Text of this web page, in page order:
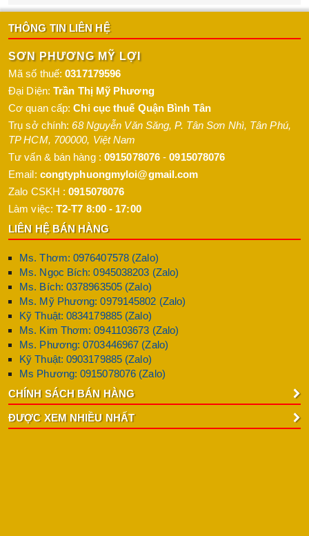
THÔNG TIN LIÊN HỆ
SƠN PHƯƠNG MỸ LỢI
Mã số thuế:0317179596
Đại Diện: Trần Thị Mỹ Phương
Cơ quan cấp:Chi cục thuế Quận Bình Tân
Trụ sở chính:68 Nguyễn Văn Săng, P. Tân Sơn Nhì, Tân Phú,
TP HCM, 700000, Việt Nam
Tư vấn & bán hàng : 0915078076 -0915078076
Email: congtyphuongmyloi@gmail.com
Zalo CSKH :0915078076
Làm việc: T2-T7 8:00 - 17:00
LIÊN HỆ BÁN HÀNG
Ms. Thơm: 0976407578 (Zalo)
Ms. Ngọc Bích: 0945038203 (Zalo)
Ms. Bích: 0378963505 (Zalo)
Ms. Mỹ Phương: 0979145802 (Zalo)
Kỹ Thuật: 0834179885 (Zalo)
Ms. Kim Thơm: 0941103673 (Zalo)
Ms. Phương: 0703446967 (Zalo)
Kỹ Thuật: 0903179885 (Zalo)
Ms Phương: 0915078076 (Zalo)
CHÍNH SÁCH BÁN HÀNG
ĐƯỢC XEM NHIỀU NHẤT